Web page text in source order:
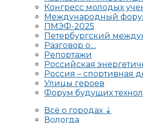
Конгресс молодых
Международный
ПМЭФ-2025
Петербургский
Разговор о…
Репортажи
Российская
Россия – спортивная
Улицы героев
Форум будущих
Всё о городах ⇣
Вологда